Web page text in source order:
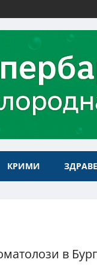
КРИМИ ЗДРАВЕ
в